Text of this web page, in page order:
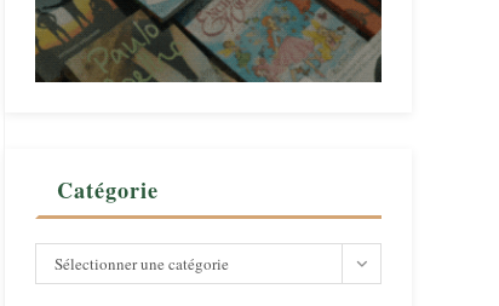
Catégorie
Catégorie
Sélectionner une catégorie